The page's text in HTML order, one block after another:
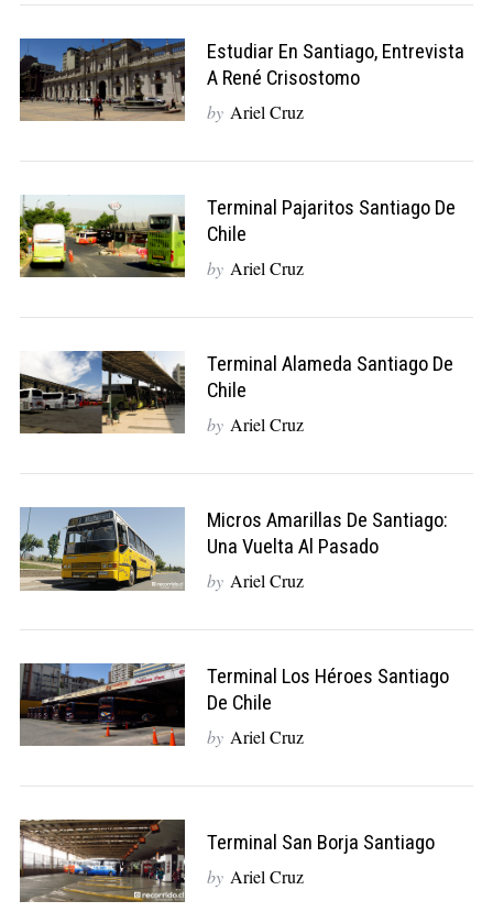
Estudiar En Santiago, Entrevista
A René Crisostomo
by Ariel Cruz
Terminal Pajaritos Santiago De
Chile
by Ariel Cruz
Terminal Alameda Santiago De
Chile
by Ariel Cruz
Micros Amarillas De Santiago:
Una Vuelta Al Pasado
by Ariel Cruz
Terminal Los Héroes Santiago
De Chile
by Ariel Cruz
Terminal San Borja Santiago
by Ariel Cruz